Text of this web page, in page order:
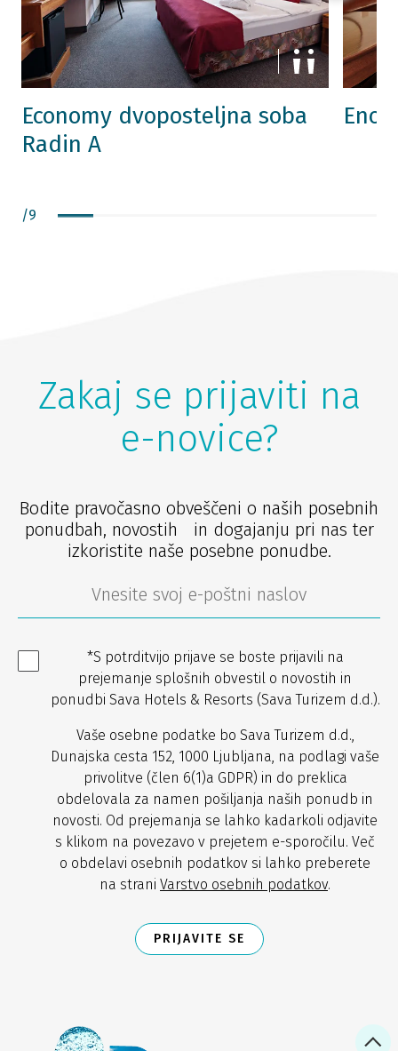
Economy dvoposteljna soba
Radin A
/9
Zakaj se prijaviti na
e-novice?
Bodite pravočasno obveščeni o naših posebnih
ponudbah, novostih in dogajanju pri nas ter
izkoristite naše posebne ponudbe.
*S potrditvijo prijave se boste prijavili na
prejemanje splošnih obvestil o novostih in
ponudbi Sava Hotels & Resorts (Sava Turizem d.d.).
Vaše osebne podatke bo Sava Turizem d.d.,
Dunajska cesta 152, 1000 Ljubljana, na podlagi vaše
privolitve (člen 6(1)a GDPR) in do preklica
obdelovala za namen pošiljanja naših ponudb in
novosti. Od prejemanja se lahko kadarkoli odjavite
s klikom na povezavo v prejetem e-sporočilu. Več
o obdelavi osebnih podatkov si lahko preberete
na strani Varstvo osebnih podatkov.
PRIJAVITE SE